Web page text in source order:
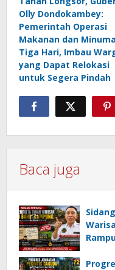
Olly Dondokambey:
Pemerintah Operasi
Makanan dan
Tiga Hari, Imbau
yang Dapat Relokasi
untuk Segera Pindah
Baca juga